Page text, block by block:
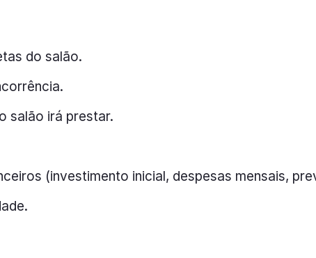
do salão.
salão irá prestar.
(investimento inicial, despesas mensais,